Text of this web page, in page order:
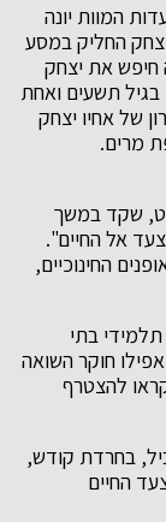
המוות יונה
החליק במסע
חיפש את יצחק
בגיל תשעים ואחת
של אחיו יצחק
מרים.
שקד במשך
אל החיים".
החינוכיים,
בתי
חוקר השואה
וקראו להצטרף
בחרדת קודש,
החיים